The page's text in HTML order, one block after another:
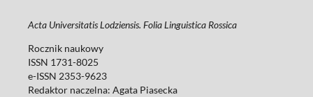
Acta Universitatis Lodziensis. Folia Linguistica Rossica
Rocznik naukowy
ISSN 1731-8025
e-ISSN 2353-9623
Redaktor naczelna: Agata Piasecka